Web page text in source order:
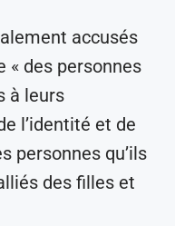
accusés
« des personnes
à leurs
l’identité et de
personnes qu’ils
des filles et